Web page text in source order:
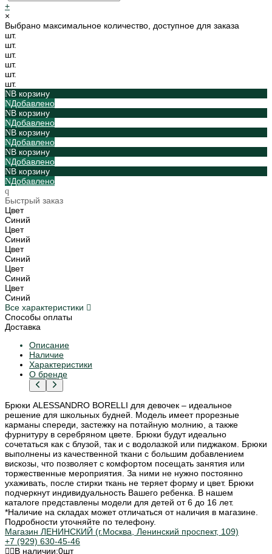
+
×
Выбрано максимальное количество, доступное для заказа
шт.
шт.
шт.
шт.
шт.
шт.
В корзину
Добавлено
В корзину
Добавлено
В корзину
Добавлено
В корзину
Добавлено
В корзину
Добавлено
Быстрый заказ
Цвет
Синий
Цвет
Синий
Цвет
Синий
Цвет
Синий
Цвет
Синий
Все характеристики
Способы оплаты
Доставка
Описание
Наличие
Характеристики
О бренде
Брюки ALESSANDRO BORELLI для девочек – идеальное
решение для школьных будней. Модель имеет прорезные
карманы спереди, застежку на потайную молнию, а также
фурнитуру в серебряном цвете. Брюки будут идеально
сочетаться как с блузой, так и с водолазкой или пиджаком. Брюки
выполнены из качественной ткани с большим добавлением
вискозы, что позволяет с комфортом посещать занятия или
торжественные мероприятия. За ними не нужно постоянно
ухаживать, после стирки ткань не теряет форму и цвет. Брюки
подчеркнут индивидуальность Вашего ребенка. В нашем
каталоге представлены модели для детей от 6 до 16 лет.
*Наличие на складах может отличаться от наличия в магазине.
Подробности уточняйте по телефону.
Магазин ЛЕНИНСКИЙ (г.Москва, Ленинский проспект, 109)
+7 (929) 630-45-46
В наличии:0шт